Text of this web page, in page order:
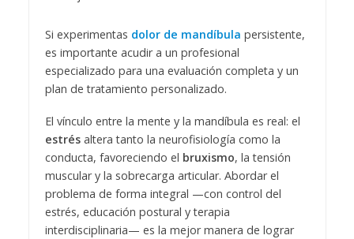
Si experimentas dolor de mandíbula persistente,
es importante acudir a un profesional
especializado para una evaluación completa y un
plan de tratamiento personalizado.
El vínculo entre la mente y la mandíbula es real: el
estrésaltera tanto la neurofisiología como la
conducta, favoreciendo el bruxismo, la tensión
muscular y la sobrecarga articular. Abordar el
problema de forma integral —con control del
estrés, educación postural y terapia
interdisciplinaria— es la mejor manera de lograr